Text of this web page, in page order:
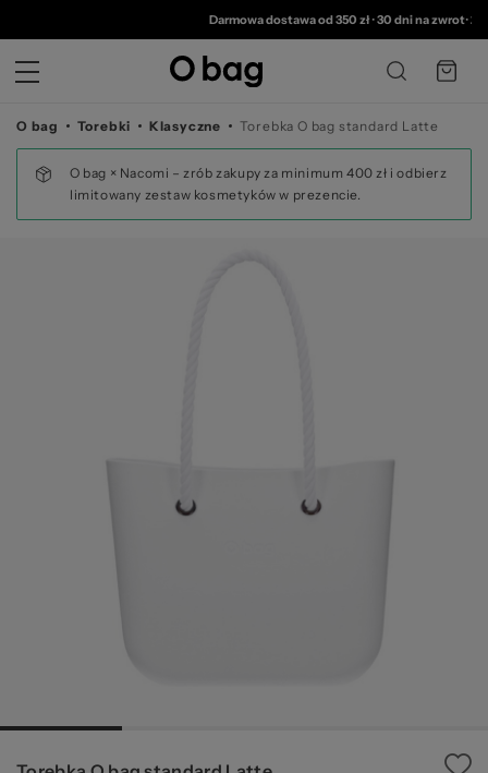
©Darmowa dostawa od 350 zł•30 dni na zwrot•2 lata
O bag Torebki Klasyczne Torebka O bag standard Latte
O bag × Nacomi – zrób zakupy za minimum 400 zł i odbierz
limitowany zestaw kosmetyków w prezencie.